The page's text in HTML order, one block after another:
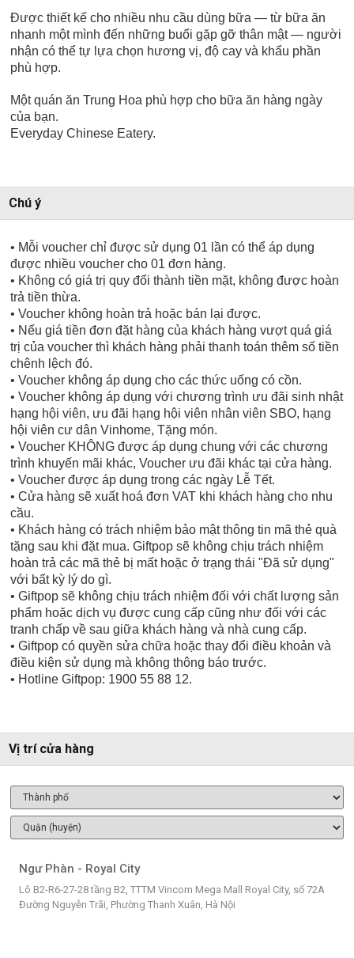
Được thiết kế cho nhiều nhu cầu dùng bữa — từ bữa ăn
nhanh một mình đến những buổi gặp gỡ thân mật — người
nhận có thể tự lựa chọn hương vị, độ cay và khẩu phần
phù hợp.
Một quán ăn Trung Hoa phù hợp cho bữa ăn hàng ngày
của bạn.
Everyday Chinese Eatery.
Chú ý
• Mỗi voucher chỉ được sử dụng 01 lần có thể áp dụng
được nhiều voucher cho 01 đơn hàng.
• Không có giá trị quy đổi thành tiền mặt, không được hoàn
trả tiền thừa.
• Voucher không hoàn trả hoặc bán lại được.
• Nếu giá tiền đơn đặt hàng của khách hàng vượt quá giá
trị của voucher thì khách hàng phải thanh toán thêm số tiền
chênh lệch đó.
• Voucher không áp dụng cho các thức uống có cồn.
• Voucher không áp dụng với chương trình ưu đãi sinh nhật
hạng hội viên, ưu đãi hạng hội viên nhân viên SBO, hạng
hội viên cư dân Vinhome, Tặng món.
• Voucher KHÔNG được áp dụng chung với các chương
trình khuyến mãi khác, Voucher ưu đãi khác tại cửa hàng.
• Voucher được áp dụng trong các ngày Lễ Tết.
• Cửa hàng sẽ xuất hoá đơn VAT khi khách hàng cho nhu
cầu.
• Khách hàng có trách nhiệm bảo mật thông tin mã thẻ quà
tặng sau khi đặt mua. Giftpop sẽ không chịu trách nhiệm
hoàn trả các mã thẻ bị mất hoặc ở trạng thái "Đã sử dụng"
với bất kỳ lý do gì.
• Giftpop sẽ không chịu trách nhiệm đối với chất lượng sản
phẩm hoặc dịch vụ được cung cấp cũng như đối với các
tranh chấp về sau giữa khách hàng và nhà cung cấp.
• Giftpop có quyền sửa chữa hoặc thay đổi điều khoản và
điều kiện sử dụng mà không thông báo trước.
• Hotline Giftpop: 1900 55 88 12.
Vị trí cửa hàng
Ngư Phàn - Royal City
Lô B2-R6-27-28 tầng B2, TTTM Vincom Mega Mall Royal City, số 72A
Đường Nguyễn Trãi, Phường Thanh Xuân, Hà Nội